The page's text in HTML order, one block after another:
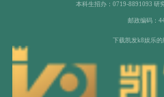
本科生招办：0719-8891093 研
邮政编码：
下载凯发k8娱乐的